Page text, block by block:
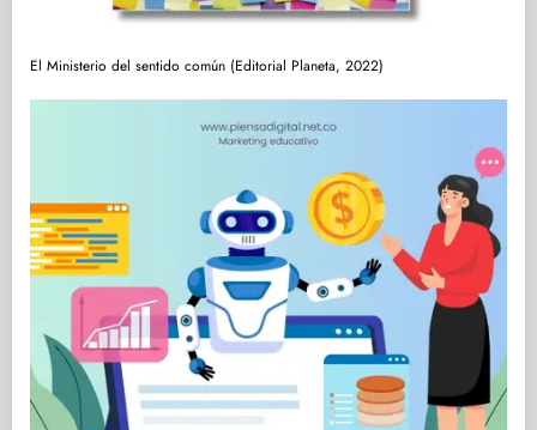
El Ministerio del sentido común (Editorial Planeta, 2022)